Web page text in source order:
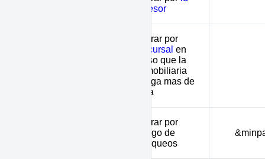
asesor
Filtrar por
sucursal en
caso que la
inmobiliaria
tenga mas de
una
Filtrar por
rango de
parqueos